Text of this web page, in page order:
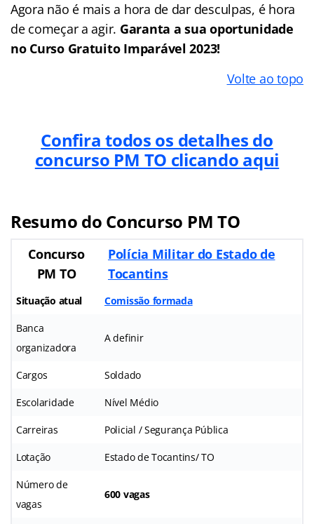
Agora não é mais a hora de dar desculpas, é hora
de começar a agir. Garanta a sua oportunidade
no Curso Gratuito Imparável 2023!
Volte ao topo
Confira todos os detalhes do
concurso PM TO clicando aqui
Resumo do Concurso PM TO
Concurso
PM TO
Polícia Militar do Estado de
Tocantins
Situação atual Comissão formada
Banca
organizadora
A definir
Cargos Soldado
Escolaridade Nível Médio
Carreiras Policial / Segurança Pública
Lotação Estado de Tocantins/ TO
Número de
vagas
600 vagas